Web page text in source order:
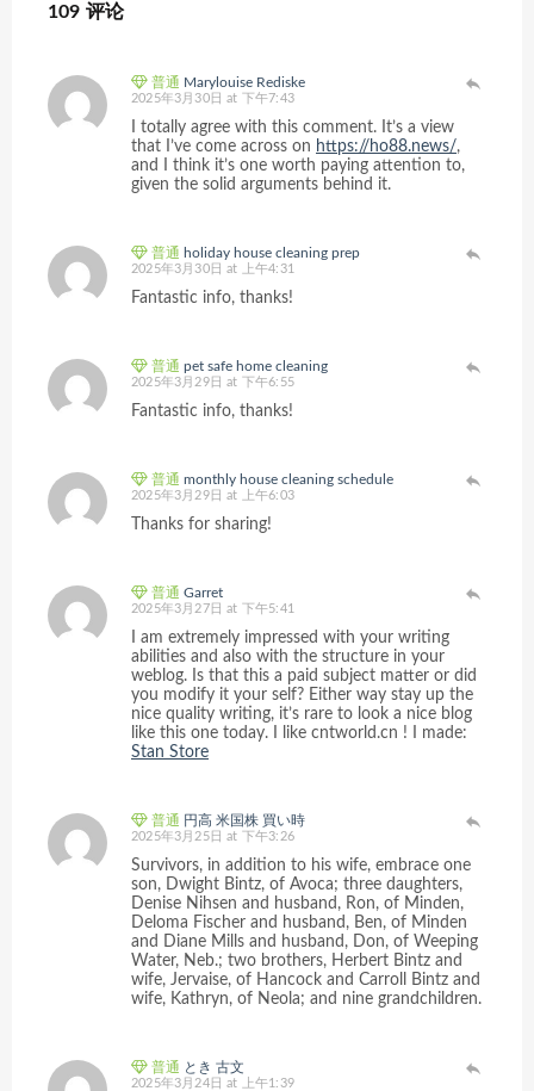
109 评论
普通 Marylouise Rediske
2025年3月30日 at 下午7:43
I totally agree with this comment. It’s a view
that I’ve come across on https://ho88.news/,
and I think it’s one worth paying attention to,
given the solid arguments behind it.
普通 holiday house cleaning prep
2025年3月30日 at 上午4:31
Fantastic info, thanks!
普通 pet safe home cleaning
2025年3月29日 at 下午6:55
Fantastic info, thanks!
普通 monthly house cleaning schedule
2025年3月29日 at 上午6:03
Thanks for sharing!
普通 Garret
2025年3月27日 at 下午5:41
I am extremely impressed with your writing
abilities and also with the structure in your
weblog. Is that this a paid subject matter or did
you modify it your self? Either way stay up the
nice quality writing, it’s rare to look a nice blog
like this one today. I like cntworld.cn ! I made:
Stan Store
普通 円高 米国株 買い時
2025年3月25日 at 下午3:26
Survivors, in addition to his wife, embrace one
son, Dwight Bintz, of Avoca; three daughters,
Denise Nihsen and husband, Ron, of Minden,
Deloma Fischer and husband, Ben, of Minden
and Diane Mills and husband, Don, of Weeping
Water, Neb.; two brothers, Herbert Bintz and
wife, Jervaise, of Hancock and Carroll Bintz and
wife, Kathryn, of Neola; and nine grandchildren.
普通 とき 古文
2025年3月24日 at 上午1:39